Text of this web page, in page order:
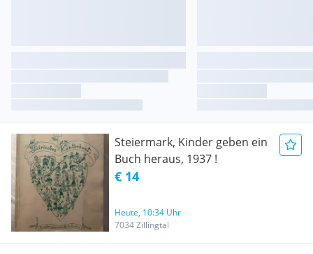
Steiermark, Kinder geben ein
Buch heraus, 1937 !
€ 14
Heute, 10:34 Uhr
7034 Zillingtal